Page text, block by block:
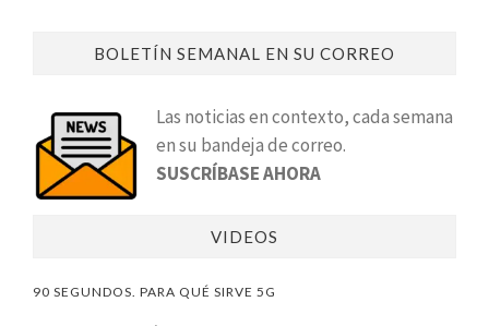
BOLETÍN SEMANAL EN SU CORREO
Las noticias en contexto, cada semana
en su bandeja de correo.
SUSCRÍBASE AHORA
VIDEOS
90 SEGUNDOS. PARA QUÉ SIRVE 5G